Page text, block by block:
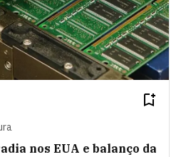
nos EUA e balanço da